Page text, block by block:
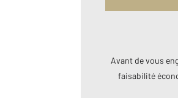
Avant de vous
faisabilité